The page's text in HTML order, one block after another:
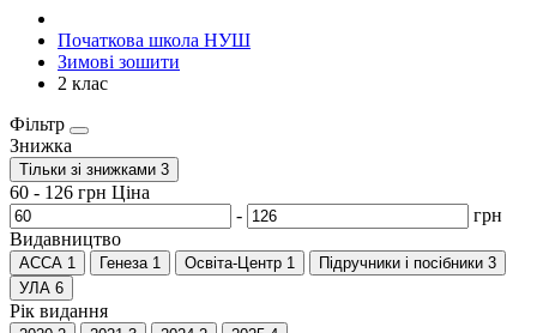
Початкова школа НУШ
Зимові зошити
2 клас
Фільтр
Знижка
Тільки зі знижками 3
60 - 126 грн Ціна
-
грн
Видавництво
АССА 1 Генеза 1 Освіта-Центр 1 Пiдручники i посiбники 3
УЛА 6
Рік видання